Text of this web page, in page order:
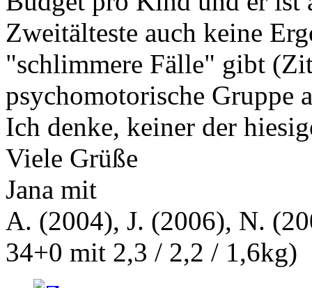
Zweitälteste auch keine
"schlimmere Fälle" gibt
psychomotorische Gruppe
Ich denke, keiner der
Viele Grüße
Jana mit
A. (2004), J. (2006), N.
34+0 mit 2,3 / 2,2 / 1,6kg)